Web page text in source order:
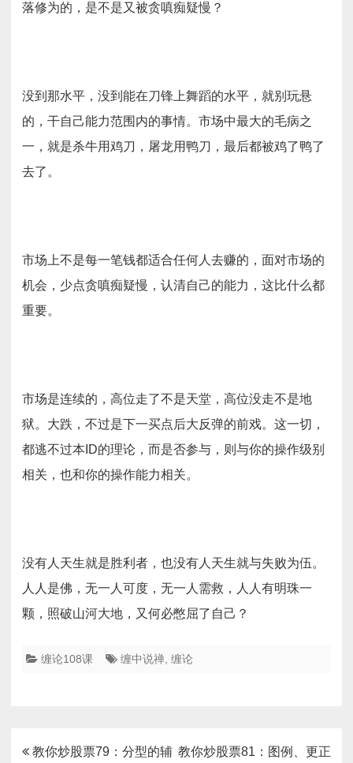
落修为的，是不是又被贪嗔痴疑慢？
没到那水平，没到能在刀锋上舞蹈的水平，就别玩悬
的，干自己能力范围内的事情。市场中最大的毛病之
一，就是杀牛用鸡刀，屠龙用鸭刀，最后都被鸡了鸭了
去了。
市场上不是每一笔钱都适合任何人去赚的，面对市场的
机会，少点贪嗔痴疑慢，认清自己的能力，这比什么都
重要。
市场是连续的，高位走了不是天堂，高位没走不是地
狱。大跌，不过是下一买点后大反弹的前戏。这一切，
都逃不过本ID的理论，而是否参与，则与你的操作级别
相关，也和你的操作能力相关。
没有人天生就是胜利者，也没有人天生就与失败为伍。
人人是佛，无一人可度，无一人需救，人人有明珠一
颗，照破山河大地，又何必憋屈了自己？
缠论108课 缠中说禅 缠论
文教你炒股票79：分型的辅 教你炒股票81：图例、更正